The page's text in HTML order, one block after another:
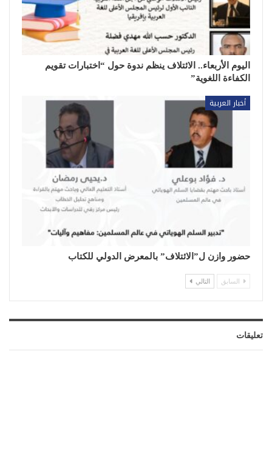
اليوم الأربعاء.. الائتلاف ينظم ندوة حول “اختبارات تقويم
الكفاءة اللغوية”
أخبار العربية
حضور وازن ل”الائتلاف” بالمعرض الدولي للكتاب
السابق التالي
تعليقات